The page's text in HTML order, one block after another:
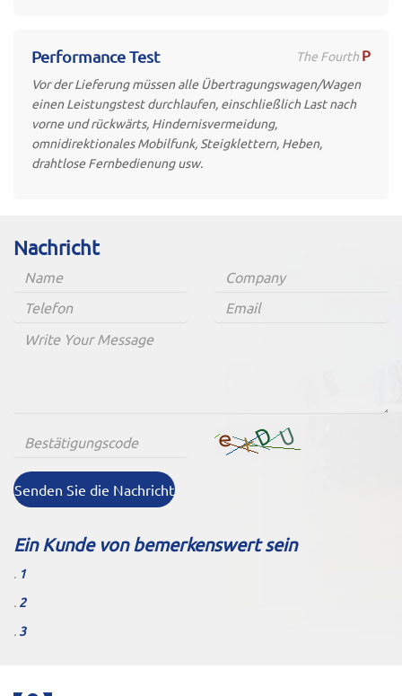
The Fourth P
Performance Test
Vor der Lieferung müssen alle Übertragungswagen/Wagen
einen Leistungstest durchlaufen, einschließlich Last nach
vorne und rückwärts, Hindernisvermeidung,
omnidirektionales Mobilfunk, Steigklettern, Heben,
drahtlose Fernbedienung usw.
Nachricht
Senden Sie die Nachricht
Ein Kunde von bemerkenswert sein
. 1
. 2
. 3